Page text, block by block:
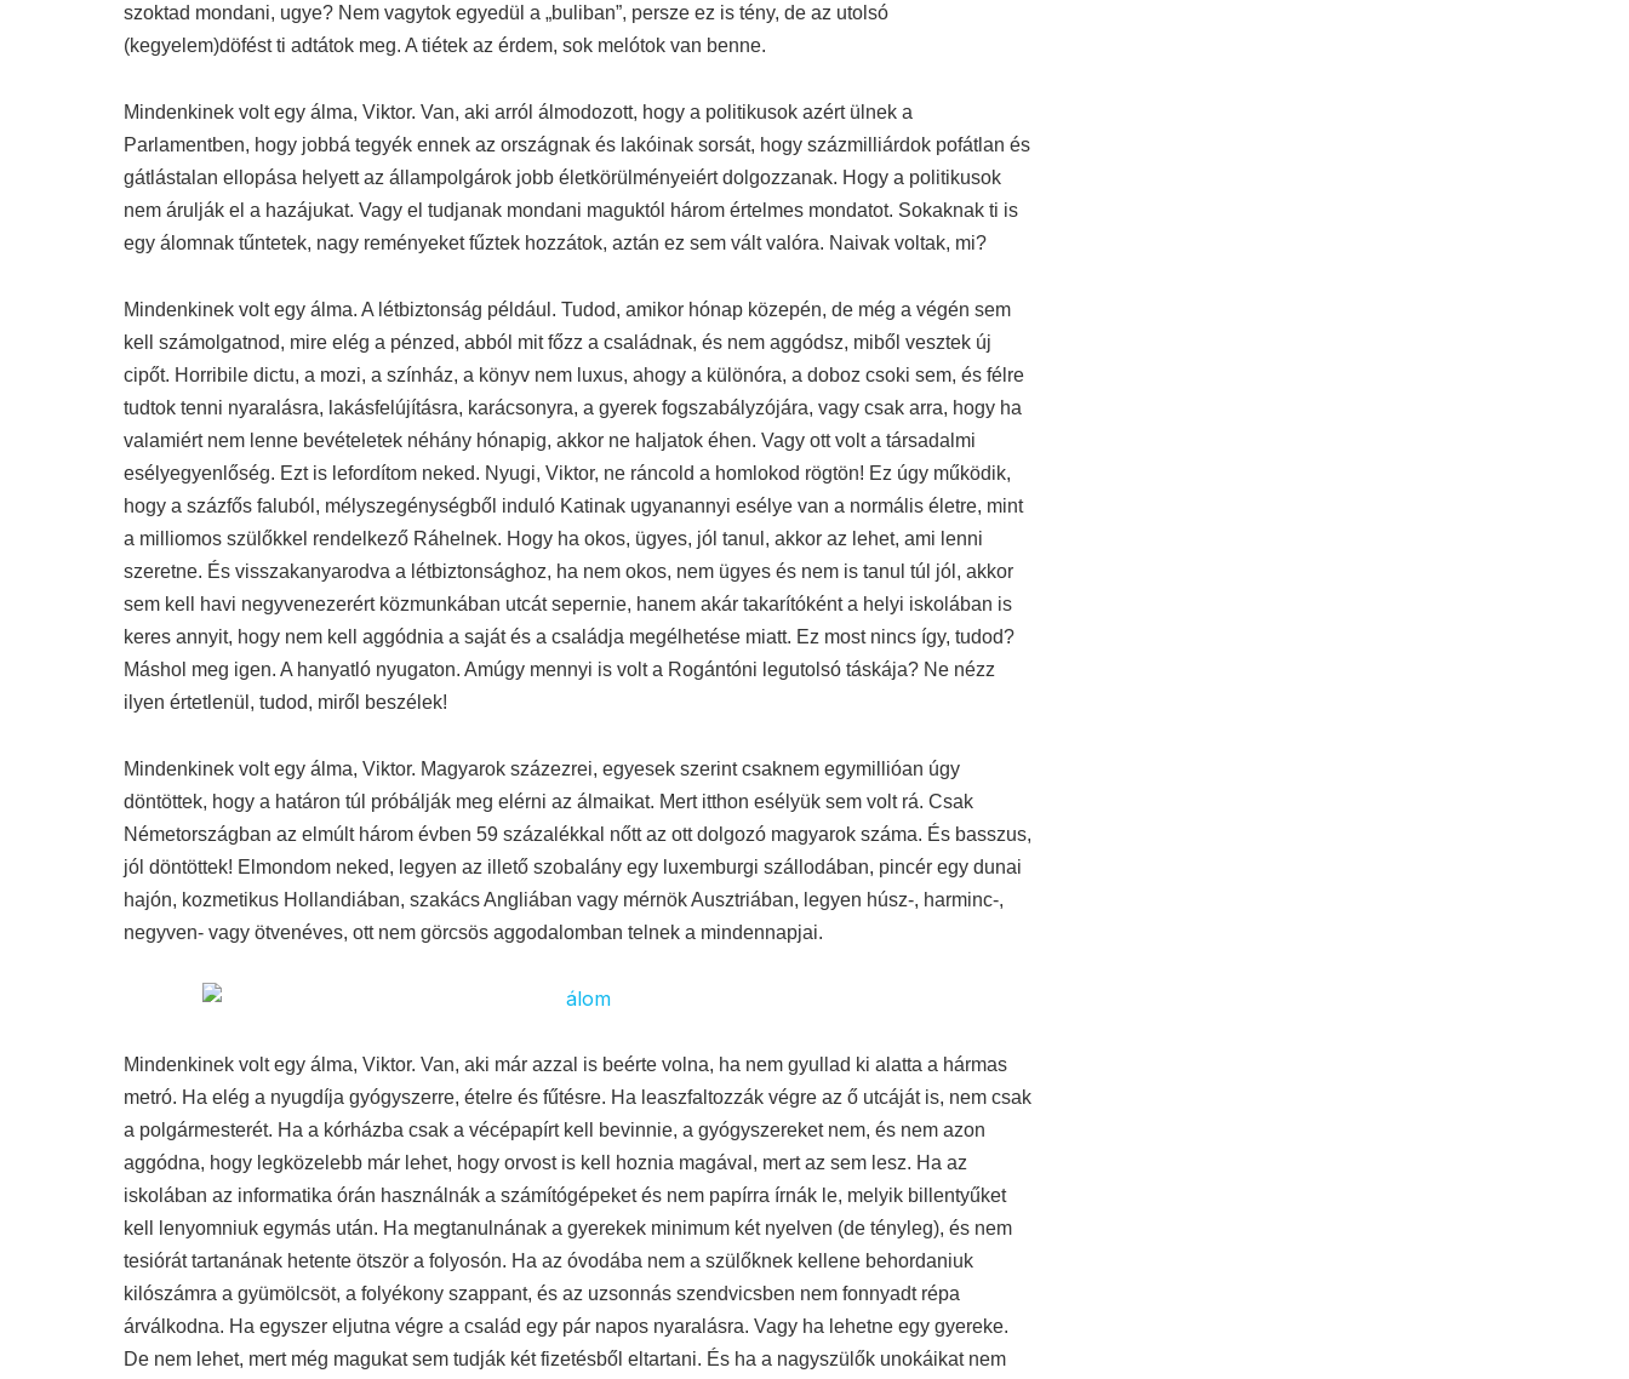
szoktad mondani, ugye? Nem vagytok egyedül a „buliban”, persze ez is tény, de az utolsó
(kegyelem)döfést ti adtátok meg. A tiétek az érdem, sok melótok van benne.
Mindenkinek volt egy álma, Viktor. Van, aki arról álmodozott, hogy a politikusok azért ülnek a
Parlamentben, hogy jobbá tegyék ennek az országnak és lakóinak sorsát, hogy százmilliárdok pofátlan és
gátlástalan ellopása helyett az állampolgárok jobb életkörülményeiért dolgozzanak. Hogy a politikusok
nem árulják el a hazájukat. Vagy el tudjanak mondani maguktól három értelmes mondatot. Sokaknak ti is
egy álomnak tűntetek, nagy reményeket fűztek hozzátok, aztán ez sem vált valóra. Naivak voltak, mi?
Mindenkinek volt egy álma. A létbiztonság például. Tudod, amikor hónap közepén, de még a végén sem
kell számolgatnod, mire elég a pénzed, abból mit főzz a családnak, és nem aggódsz, miből vesztek új
cipőt. Horribile dictu, a mozi, a színház, a könyv nem luxus, ahogy a különóra, a doboz csoki sem, és félre
tudtok tenni nyaralásra, lakásfelújításra, karácsonyra, a gyerek fogszabályzójára, vagy csak arra, hogy ha
valamiért nem lenne bevételetek néhány hónapig, akkor ne haljatok éhen. Vagy ott volt a társadalmi
esélyegyenlőség. Ezt is lefordítom neked. Nyugi, Viktor, ne ráncold a homlokod rögtön! Ez úgy működik,
hogy a százfős faluból, mélyszegénységből induló Katinak ugyanannyi esélye van a normális életre, mint
a milliomos szülőkkel rendelkező Ráhelnek. Hogy ha okos, ügyes, jól tanul, akkor az lehet, ami lenni
szeretne. És visszakanyarodva a létbiztonsághoz, ha nem okos, nem ügyes és nem is tanul túl jól, akkor
sem kell havi negyvenezerért közmunkában utcát sepernie, hanem akár takarítóként a helyi iskolában is
keres annyit, hogy nem kell aggódnia a saját és a családja megélhetése miatt. Ez most nincs így, tudod?
Máshol meg igen. A hanyatló nyugaton. Amúgy mennyi is volt a Rogántóni legutolsó táskája? Ne nézz
ilyen értetlenül, tudod, miről beszélek!
Mindenkinek volt egy álma, Viktor. Magyarok százezrei, egyesek szerint csaknem egymillióan úgy
döntöttek, hogy a határon túl próbálják meg elérni az álmaikat. Mert itthon esélyük sem volt rá. Csak
Németországban az elmúlt három évben 59 százalékkal nőtt az ott dolgozó magyarok száma. És basszus,
jól döntöttek! Elmondom neked, legyen az illető szobalány egy luxemburgi szállodában, pincér egy dunai
hajón, kozmetikus Hollandiában, szakács Angliában vagy mérnök Ausztriában, legyen húsz-, harminc-,
negyven- vagy ötvenéves, ott nem görcsös aggodalomban telnek a mindennapjai.
Mindenkinek volt egy álma, Viktor. Van, aki már azzal is beérte volna, ha nem gyullad ki alatta a hármas
metró. Ha elég a nyugdíja gyógyszerre, ételre és fűtésre. Ha leaszfaltozzák végre az ő utcáját is, nem csak
a polgármesterét. Ha a kórházba csak a vécépapírt kell bevinnie, a gyógyszereket nem, és nem azon
aggódna, hogy legközelebb már lehet, hogy orvost is kell hoznia magával, mert az sem lesz. Ha az
iskolában az informatika órán használnák a számítógépeket és nem papírra írnák le, melyik billentyűket
kell lenyomniuk egymás után. Ha megtanulnának a gyerekek minimum két nyelven (de tényleg), és nem
tesiórát tartanának hetente ötször a folyosón. Ha az óvodába nem a szülőknek kellene behordaniuk
kilószámra a gyümölcsöt, a folyékony szappant, és az uzsonnás szendvicsben nem fonnyadt répa
árválkodna. Ha egyszer eljutna végre a család egy pár napos nyaralásra. Vagy ha lehetne egy gyereke.
De nem lehet, mert még magukat sem tudják két fizetésből eltartani. És ha a nagyszülők unokáikat nem